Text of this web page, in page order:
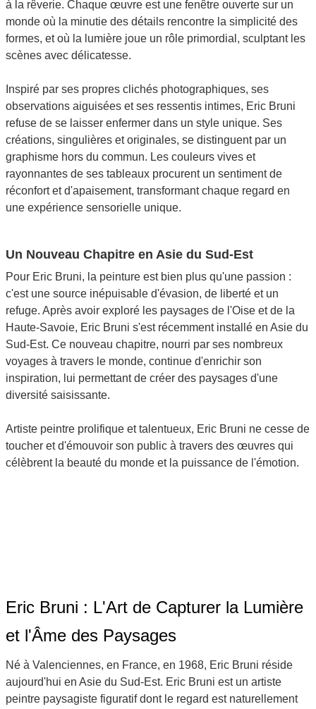
à la rêverie. Chaque œuvre est une fenêtre ouverte sur un
monde où la minutie des détails rencontre la simplicité des
formes, et où la lumière joue un rôle primordial, sculptant les
scènes avec délicatesse.
Inspiré par ses propres clichés photographiques, ses
observations aiguisées et ses ressentis intimes, Eric Bruni
refuse de se laisser enfermer dans un style unique. Ses
créations, singulières et originales, se distinguent par un
graphisme hors du commun. Les couleurs vives et
rayonnantes de ses tableaux procurent un sentiment de
réconfort et d'apaisement, transformant chaque regard en
une expérience sensorielle unique.
Un Nouveau Chapitre en Asie du Sud-Est
Pour Eric Bruni, la peinture est bien plus qu'une passion :
c'est une source inépuisable d'évasion, de liberté et un
refuge. Après avoir exploré les paysages de l'Oise et de la
Haute-Savoie, Eric Bruni s'est récemment installé en Asie du
Sud-Est. Ce nouveau chapitre, nourri par ses nombreux
voyages à travers le monde, continue d'enrichir son
inspiration, lui permettant de créer des paysages d'une
diversité saisissante.
Artiste peintre prolifique et talentueux, Eric Bruni ne cesse de
toucher et d'émouvoir son public à travers des œuvres qui
célèbrent la beauté du monde et la puissance de l'émotion.
Eric Bruni : L'Art de Capturer la Lumière
et l'Âme des Paysages
Né à Valenciennes, en France, en 1968, Eric Bruni réside
aujourd'hui en Asie du Sud-Est. Eric Bruni est un artiste
peintre paysagiste figuratif dont le regard est naturellement